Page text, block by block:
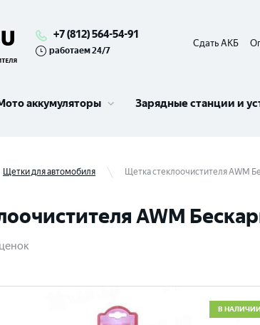
+7 (812) 564-54-91
работаем 24/7
Сдать АКБ
аккумуляторы Зарядные станции и
Щетки для автомобиля Щетка стеклоочистителя AWM
AWM
В НАЛИЧИИ